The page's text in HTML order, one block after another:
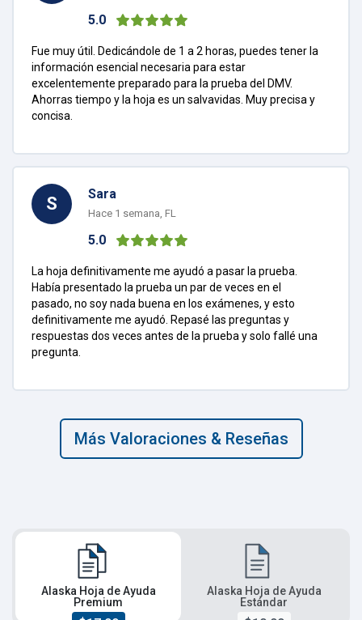
5.0
Fue muy útil. Dedicándole de 1 a 2 horas, puedes tener la
información esencial necesaria para estar
excelentemente preparado para la prueba del DMV.
Ahorras tiempo y la hoja es un salvavidas. Muy precisa y
concisa.
S Sara
Hace 1 semana, FL
5.0
La hoja definitivamente me ayudó a pasar la prueba.
Había presentado la prueba un par de veces en el
pasado, no soy nada buena en los exámenes, y esto
definitivamente me ayudó. Repasé las preguntas y
respuestas dos veces antes de la prueba y solo fallé una
pregunta.
Más Valoraciones & Reseñas
Alaska Hoja de Ayuda
Estándar
Alaska Hoja de Ayuda
Premium